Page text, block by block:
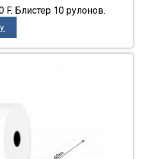
F. Блистер 10 рулонов.